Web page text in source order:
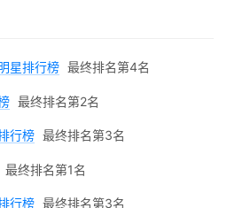
星排行榜 最终排名第4名
最终排名第2名
行榜 最终排名第3名
最终排名第1名
行榜 最终排名第3名